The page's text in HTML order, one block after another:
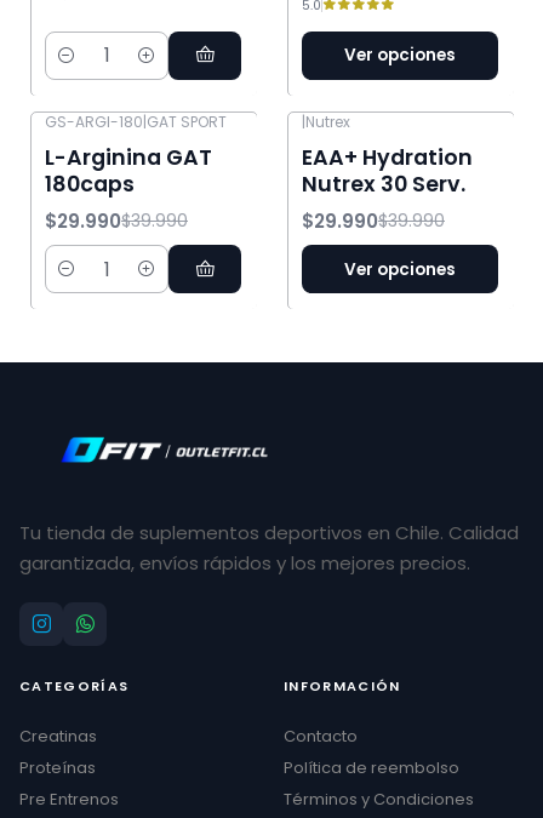
Cantidad
5.0
Ver opciones
GS-ARGI-180|GAT SPORT
L-Arginina GAT
180caps
$29.990$39.990
Cantidad
|Nutrex
EAA+ Hydration
Nutrex 30 Serv.
$29.990$39.990
Ver opciones
Tu tienda de suplementos deportivos en Chile. Calidad
garantizada, envíos rápidos y los mejores precios.
CATEGORÍAS
Creatinas
Proteínas
Pre Entrenos
INFORMACIÓN
Contacto
Política de reembolso
Términos y Condiciones